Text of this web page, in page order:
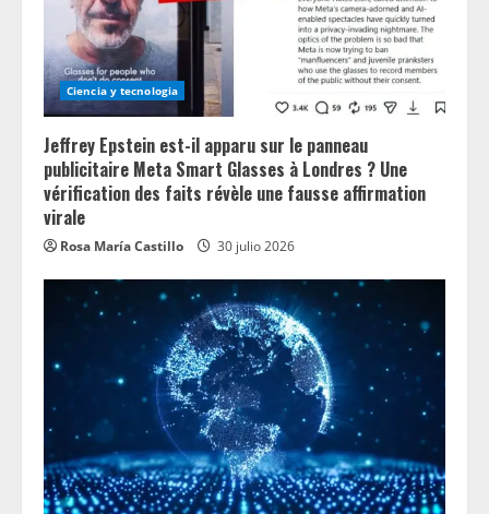
i
n
g
Ciencia y tecnologia
Jeffrey Epstein est-il apparu sur le panneau
publicitaire Meta Smart Glasses à Londres ? Une
vérification des faits révèle une fausse affirmation
virale
Rosa María Castillo 30 julio 2026